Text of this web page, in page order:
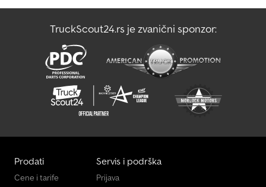
положаја јарбола - Граничник за хабање виљушки - Дупле
контролер батерије WI-IQ4 са заштитом од рада на суво -
Заштита од прскања напред - Активна вентилација при
пуњењу - Максимални сноп каблова - Секвенцијално
праћење појаса 2км/ч - Централна ручица од дрвета - LSP 0.5
TruckScout24.rs je zvanični sponzor:
Prodati
Cene i tarife
Servis i podrška
Prijava